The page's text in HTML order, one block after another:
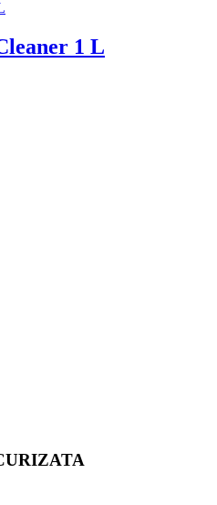
1 L